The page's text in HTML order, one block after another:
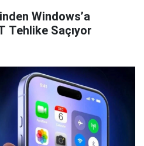
Windows’a
Tehlike Saçıyor